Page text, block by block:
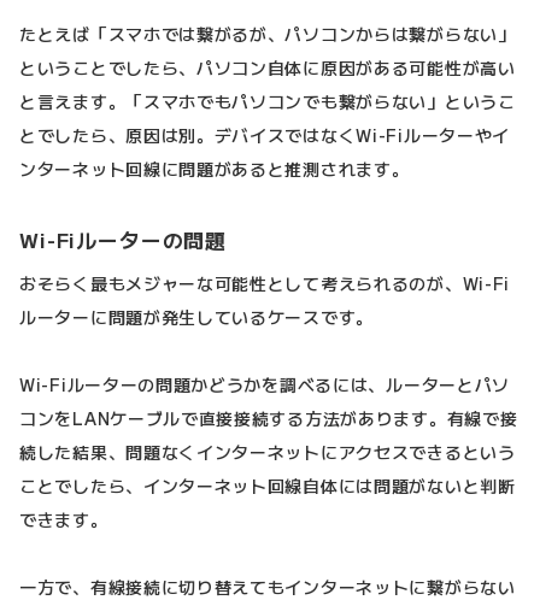
たとえば「スマホでは繋がるが、パソコンからは繋がらない」
ということでしたら、パソコン自体に原因がある可能性が高い
と言えます。「スマホでもパソコンでも繋がらない」というこ
とでしたら、原因は別。デバイスではなくWi-Fiルーターやイ
ンターネット回線に問題があると推測されます。
Wi-Fiルーターの問題
おそらく最もメジャーな可能性として考えられるのが、Wi-Fi
ルーターに問題が発生しているケースです。
Wi-Fiルーターの問題かどうかを調べるには、ルーターとパソ
コンをLANケーブルで直接接続する方法があります。有線で接
続した結果、問題なくインターネットにアクセスできるという
ことでしたら、インターネット回線自体には問題がないと判断
できます。
一方で、有線接続に切り替えてもインターネットに繋がらない